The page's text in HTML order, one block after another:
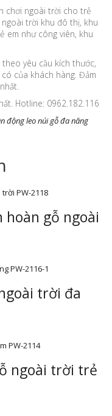
chơi ngoài trời cho trẻ
trời khu đô thị, khu
em như công viên, khu
yêu cầu kích thước,
của khách hàng. Đảm
Hotline: 0962.182.116
động leo núi gỗ đa năng
hoàn gỗ ngoài
trời đa
ngoài trời trẻ